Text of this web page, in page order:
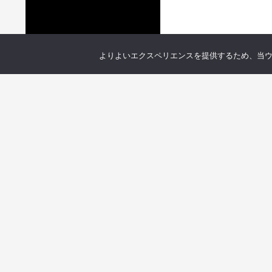
よりよいエクスペリエンスを提供するため、